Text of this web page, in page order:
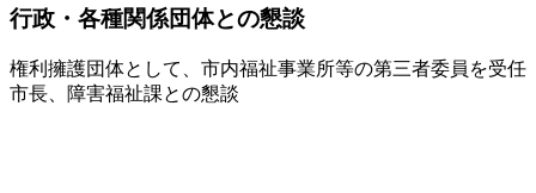
行政・各種関係団体との懇談
権利擁護団体として、市内福祉事業所等の第三者委員を受任
市長、障害福祉課との懇談